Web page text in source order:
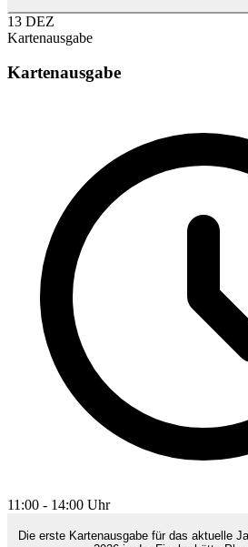
13 DEZ
Kartenausgabe
Kartenausgabe
11:00 - 14:00 Uhr
Die erste Kartenausgabe für das aktuelle